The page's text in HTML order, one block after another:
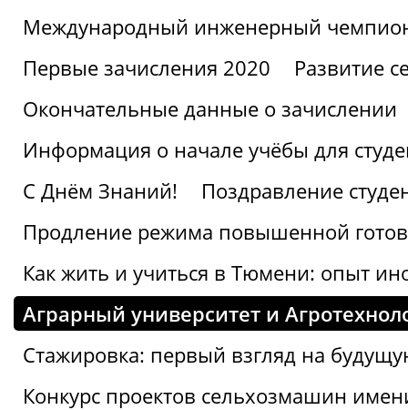
Международный инженерный
Первые зачисления 2020
Развитие
Окончательные данные о зачислении
Информация о начале учёбы для
С Днём Знаний!
Поздравление
Продление режима повышенной
Как жить и учиться в Тюмени: опыт
Аграрный университет и
Стажировка: первый взгляд на
Конкурс проектов сельхозмашин